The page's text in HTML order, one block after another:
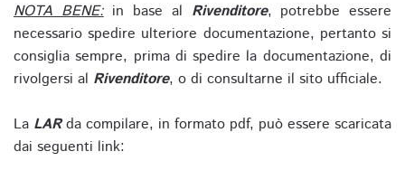
NOTA BENE:in base al Rivenditore, potrebbe essere
necessario spedire ulteriore documentazione, pertanto si
consiglia sempre, prima di spedire la documentazione, di
rivolgersi al Rivenditore, o di consultarne il sito ufficiale.
La LARda compilare, in formato pdf, può essere scaricata
dai seguenti link: